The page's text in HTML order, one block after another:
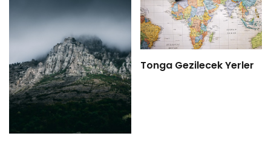
Tonga Gezilecek Yerler